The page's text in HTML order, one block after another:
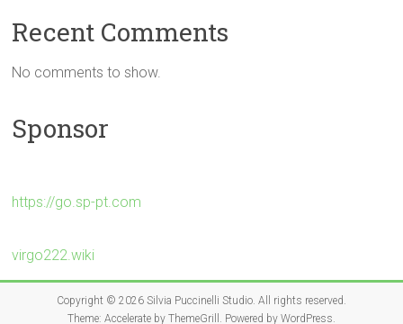
Recent Comments
No comments to show.
Sponsor
https://go.sp-pt.com
virgo222.wiki
Copyright © 2026 Silvia Puccinelli Studio. All rights reserved.
Theme: Accelerateby ThemeGrill. Powered by WordPress